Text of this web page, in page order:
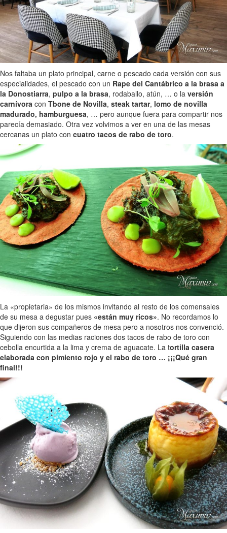
Nos faltaba un plato principal, carne o pescado cada versión con sus
especialidades, el pescado con un Rape del Cantábrico a la brasa a
la Donostiarra, pulpo a la brasa, rodaballo, atún, … o la versión
carnívora con Tbone de Novilla, steak tartar, lomo de novilla
madurado, hamburguesa, … pero aunque fuera para compartir nos
parecía demasiado. Otra vez volvimos a ver en una de las mesas
cercanas un plato con cuatro tacos de rabo de toro.
La «propietaria» de los mismos invitando al resto de los comensales
de su mesa a degustar pues «están muy ricos». No recordamos lo
que dijeron sus compañeros de mesa pero a nosotros nos convenció.
Siguiendo con las medias raciones dos tacos de rabo de toro con
cebolla encurtida a la lima y crema de aguacate. La tortilla casera
elaborada con pimiento rojo y el rabo de toro … ¡¡¡Qué gran
final!!!